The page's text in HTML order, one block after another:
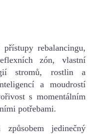
rebalancingu,
zón, vlastní
stromů, rostlin a
a moudrostí
s momentálním
potřebami.
jedinečný